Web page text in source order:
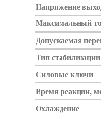
Напряжение
Максимальный
Допускаемая
Тип стабилизации
Силовые ключи
Время реакции,
Охлаждение